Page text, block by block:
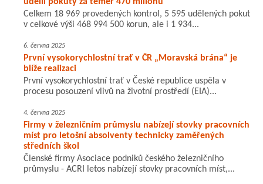
udělil pokuty za téměř 470 miliónů
Celkem 18 969 provedených kontrol, 5 595 udělených pokut
v celkové výši 468 994 500 korun, ale i 1 934...
6. června 2025
První vysokorychlostní trať v ČR „Moravská brána“ je
blíže realizaci
První vysokorychlostní trať v České republice uspěla v
procesu posouzení vlivů na životní prostředí (EIA)...
4. června 2025
Firmy v železničním průmyslu nabízejí stovky pracovních
míst pro letošní absolventy technicky zaměřených
středních škol
Členské firmy Asociace podniků českého železničního
průmyslu - ACRI letos nabízejí stovky pracovních míst,...